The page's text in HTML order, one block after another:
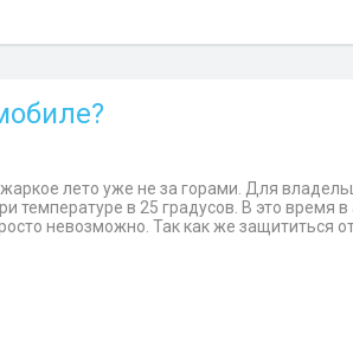
лето уже не за горами. Для
температуре в 25 градусов. В это время
невозможно. Так как же защититься